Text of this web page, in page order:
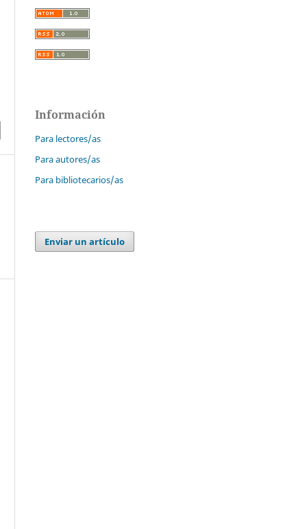
Información
Para lectores/as
Para autores/as
Para bibliotecarios/as
Enviar un artículo